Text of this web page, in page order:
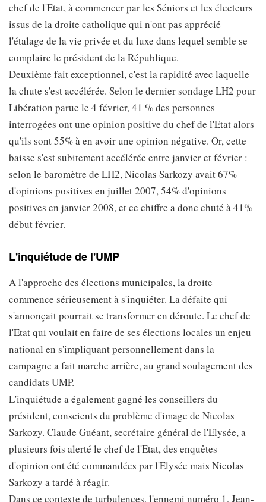
chef de l'Etat, à commencer par les Séniors et les électeurs
issus de la droite catholique qui n'ont pas apprécié
l'étalage de la vie privée et du luxe dans lequel semble se
complaire le président de la République.
Deuxième fait exceptionnel, c'est la rapidité avec laquelle
la chute s'est accélérée. Selon le dernier sondage LH2 pour
Libération parue le 4 février, 41 % des personnes
interrogées ont une opinion positive du chef de l'Etat alors
qu'ils sont 55% à en avoir une opinion négative. Or, cette
baisse s'est subitement accélérée entre janvier et février :
selon le baromètre de LH2, Nicolas Sarkozy avait 67%
d'opinions positives en juillet 2007, 54% d'opinions
positives en janvier 2008, et ce chiffre a donc chuté à 41%
début février.
L'inquiétude de l'UMP
A l'approche des élections municipales, la droite
commence sérieusement à s'inquiéter. La défaite qui
s'annonçait pourrait se transformer en déroute. Le chef de
l'Etat qui voulait en faire de ses élections locales un enjeu
national en s'impliquant personnellement dans la
campagne a fait marche arrière, au grand soulagement des
candidats UMP.
L'inquiétude a également gagné les conseillers du
président, conscients du problème d'image de Nicolas
Sarkozy. Claude Guéant, secrétaire général de l'Elysée, a
plusieurs fois alerté le chef de l'Etat, des enquêtes
d'opinion ont été commandées par l'Elysée mais Nicolas
Sarkozy a tardé à réagir.
Dans ce contexte de turbulences, l'ennemi numéro 1, Jean-